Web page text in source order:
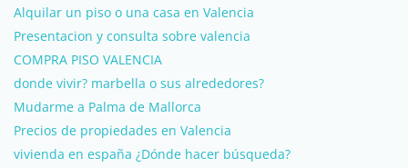
Alquilar un piso o una casa en Valencia
Presentacion y consulta sobre valencia
COMPRA PISO VALENCIA
donde vivir? marbella o sus alrededores?
Mudarme a Palma de Mallorca
Precios de propiedades en Valencia
vivienda en españa ¿Dónde hacer búsqueda?